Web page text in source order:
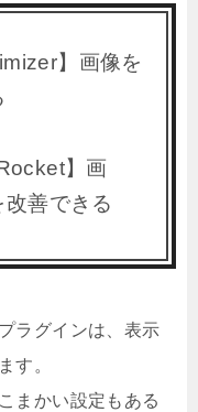
】画像を
】画
善できる
ラグインは、表示
す。
まかい設定もある